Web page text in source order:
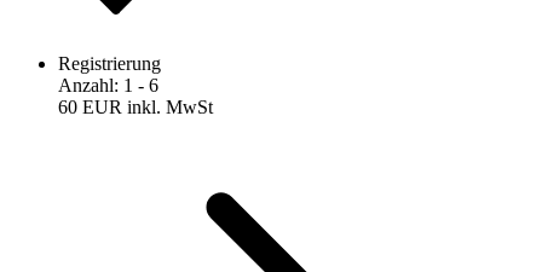
Registrierung
Anzahl: 1 - 6
60 EUR inkl. MwSt